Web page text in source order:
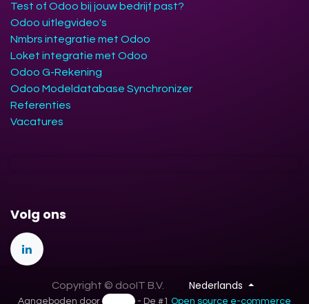
Test of Odoo bij jouw bedrijf past?
Odoo uitlegvideo's
Nmbrs integratie met Odoo
Loket integratie met Odoo
Odoo G-Rekening
Odoo Modeldatabase Synchronizer
Referenties
Vacatures
Volg ons
Copyright © dooIT B.V. Nederlands
Aangeboden door - De #1 Open source e-commerce